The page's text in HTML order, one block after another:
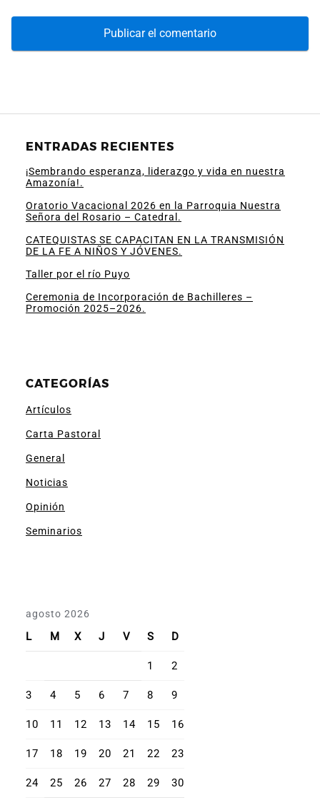
ENTRADAS RECIENTES
¡Sembrando esperanza, liderazgo y vida en nuestra
Amazonía!.
Oratorio Vacacional 2026 en la Parroquia Nuestra
Señora del Rosario – Catedral.
CATEQUISTAS SE CAPACITAN EN LA TRANSMISIÓN
DE LA FE A NIÑOS Y JÓVENES.
Taller por el río Puyo
Ceremonia de Incorporación de Bachilleres –
Promoción 2025–2026.
CATEGORÍAS
Artículos
Carta Pastoral
General
Noticias
Opinión
Seminarios
agosto 2026
L M X J V S D
1 2
3 4 5 6 7 8 9
10 11 12 13 14 15 16
17 18 19 20 21 22 23
24 25 26 27 28 29 30